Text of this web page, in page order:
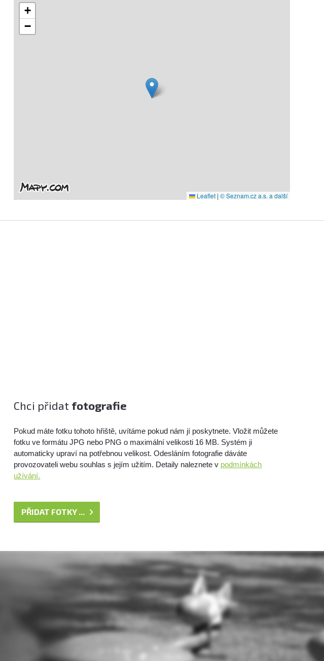
+
−
Leaflet | © Seznam.cz a.s. a další
Chci přidat fotografie
Pokud máte fotku tohoto hřiště, uvítáme pokud nám jí poskytnete. Vložit můžete
fotku ve formátu JPG nebo PNG o maximální velikosti 16 MB. Systém ji
automaticky upraví na potřebnou velikost. Odesláním fotografie dáváte
provozovateli webu souhlas s jejím užitím. Detaily naleznete v podmínkách
užívání.
PŘIDAT FOTKY ...